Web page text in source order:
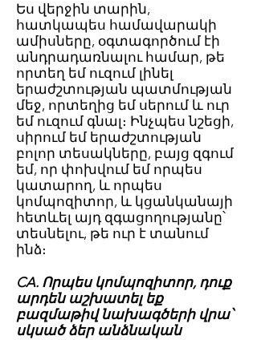
Ես վերջին տարին,
հատկապես համավարակի
ամիսները, օգտագործում էի
անդրադառնալու համար, թե
որտեղ եմ ուզում լինել
երաժշտության պատմության
մեջ, որտեղից եմ սերում և ուր
եմ ուզում գնալ։ Ինչպես նշեցի,
սիրում եմ երաժշտության
բոլոր տեսակները, բայց զգում
եմ, որ փոխվում եմ որպես
կատարող, և որպես
կոմպոզիտոր, և կցանկանայի
հետևել այդ զգացողությանը՝
տեսնելու, թե ուր է տանում
ինձ։
CA. Որպես կոմպոզիտոր, դուք
արդեն աշխատել եք
բազմաթիվ նախագծերի վրա՝
սկսած ձեր անձնական